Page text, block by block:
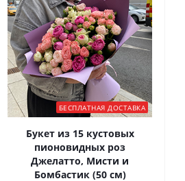
БЕСПЛАТНАЯ ДОСТАВКА
Букет из 15 кустовых
пионовидных роз
Джелатто, Мисти и
Бомбастик (50 см)